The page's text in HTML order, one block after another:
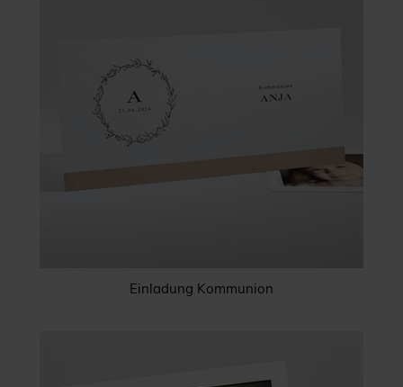
Einladung Kommunion